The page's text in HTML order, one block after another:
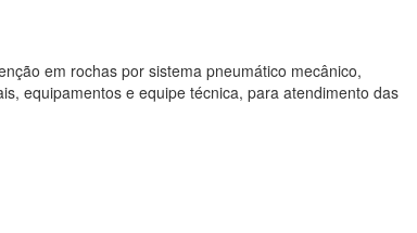
em rochas por sistema pneumático mecânico,
equipamentos e equipe técnica, para atendimento das